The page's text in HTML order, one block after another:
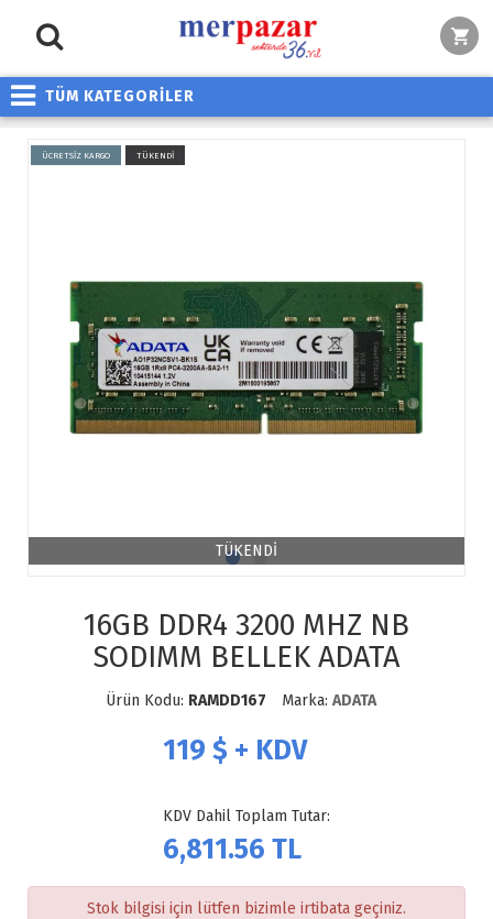
TÜM KATEGORİLER
ÜCRETSİZ KARGO TÜKENDİ
TÜKENDİ
16GB DDR4 3200 MHZ NB
SODIMM BELLEK ADATA
Ürün Kodu: RAMDD167 Marka: ADATA
119 $ + KDV
KDV Dahil Toplam Tutar:
6,811.56 TL
Stok bilgisi için lütfen bizimle irtibata geçiniz.